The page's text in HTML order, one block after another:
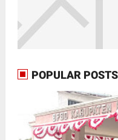
POPULAR POSTS